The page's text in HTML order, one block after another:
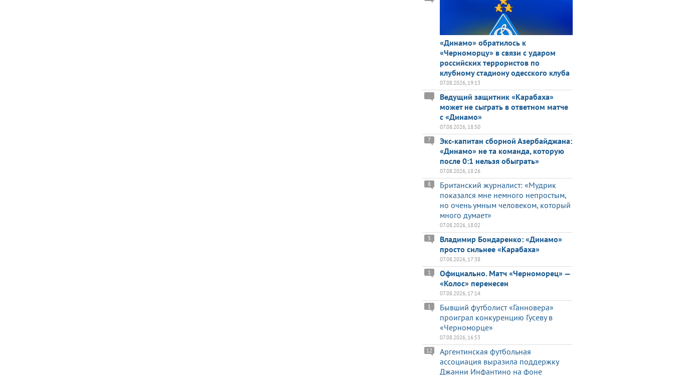
«Динамо» обратилось к
«Черноморцу» в связи с ударом
российских террористов по
клубному стадиону одесского клуба
07.08.2026, 19:13
Ведущий защитник «Карабаха»
может не сыграть в ответном матче
с «Динамо»
07.08.2026, 18:50
Экс-капитан сборной Азербайджана:
«Динамо» не та команда, которую
после 0:1 нельзя обыграть»
7
07.08.2026, 18:26
Британский журналист: «Мудрик
показался мне немного непростым,
но очень умным человеком, который
много думает»
8
07.08.2026, 18:02
Владимир Бондаренко: «Динамо»
просто сильнее «Карабаха»
5
07.08.2026, 17:38
Официально. Матч «Черноморец» —
«Колос» перенесен
1
07.08.2026, 17:14
Бывший футболист «Ганновера»
проиграл конкуренцию Гусеву в
«Черноморце»
1
07.08.2026, 16:53
Аргентинская футбольная
ассоциация выразила поддержку
Джанни Инфантино на фоне
12